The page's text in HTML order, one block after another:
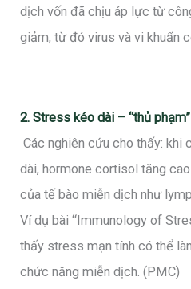
dịch vốn đã chịu áp lực từ
giảm, từ đó virus và vi khuẩn
2. Stress kéo dài – “thủ
Các nghiên cứu cho thấy: khi
dài, hormone cortisol tăng
của tế bào miễn dịch như
Ví dụ bài “Immunology of
thấy stress mạn tính có thể
chức năng miễn dịch. (PMC)